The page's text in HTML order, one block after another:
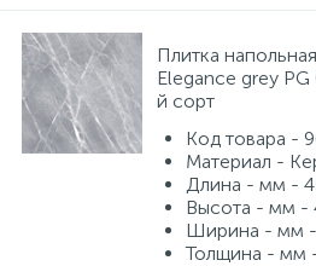
Плитка
Elegance grey
й сорт
Код товара -
Материал -
Длина - мм -
Высота - мм -
Ширина - мм
Толщина - мм